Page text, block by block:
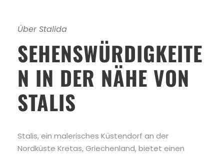
Über Stalida
SEHENSWÜRDIGKEITE
N IN DER NÄHE VON
STALIS
Stalis, ein malerisches Küstendorf an der
Nordküste Kretas, Griechenland, bietet einen